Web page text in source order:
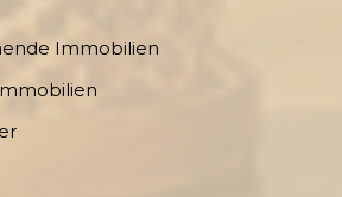
Immobilien